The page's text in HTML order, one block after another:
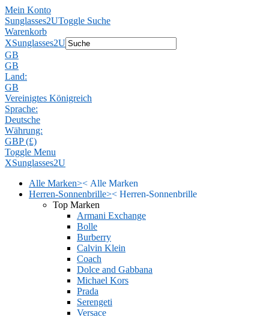
Mein Konto
Sunglasses2UToggle Suche
Warenkorb
XSunglasses2U
GB
GB
Land:
GB
Vereinigtes Königreich
Sprache:
Deutsche
Währung:
GBP (£)
Toggle Menu
XSunglasses2U
Alle Marken>< Alle Marken
Herren-Sonnenbrille>< Herren-Sonnenbrille
Top Marken
Armani Exchange
Bolle
Burberry
Calvin Klein
Coach
Dolce and Gabbana
Michael Kors
Prada
Serengeti
Versace